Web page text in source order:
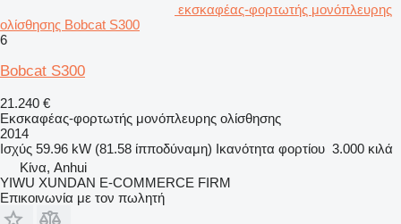
εκσκαφέας-φορτωτής μονόπλευρης
ολίσθησης Bobcat S300
6
Bobcat S300
21.240 €
Εκσκαφέας-φορτωτής μονόπλευρης ολίσθησης
2014
Ισχύς 59.96 kW (81.58 ίπποδύναμη) Ικανότητα φορτίου 3.000 κιλά
Κίνα, Anhui
YIWU XUNDAN E-COMMERCE FIRM
Επικοινωνία με τον πωλητή